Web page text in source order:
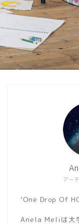
アー
’One Drop Of
Anela Meliは大